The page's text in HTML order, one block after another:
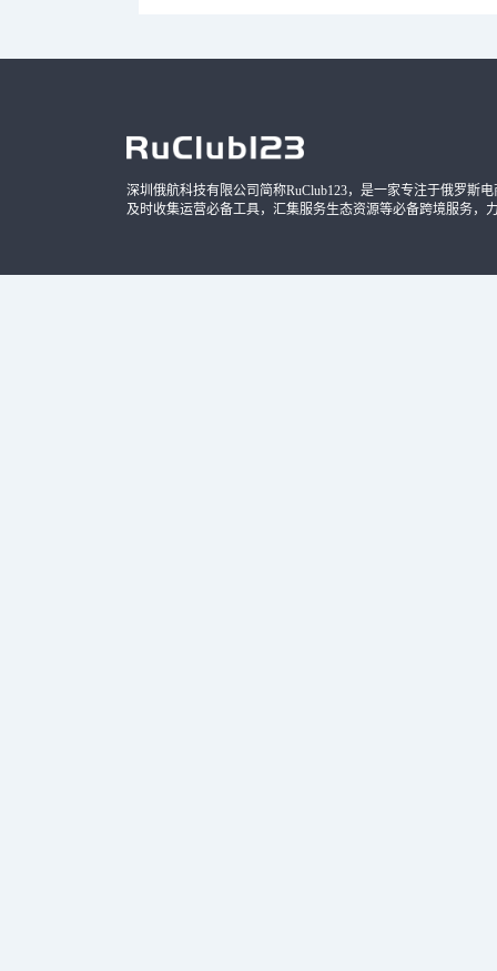
深圳俄航科技有限公司简称RuClub123，是一家专注于俄罗斯
及时收集运营必备工具，汇集服务生态资源等必备跨境服务，